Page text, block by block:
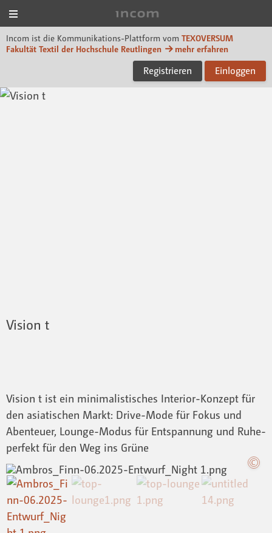
Incom ist die Kommunikations-Plattform vom TEXOVERSUM
Fakultät Textil der Hochschule Reutlingen
mehr erfahren
Registrieren Einloggen
Vision t
Vision t ist ein minimalistisches Interior-Konzept für
den asiatischen Markt: Drive-Mode für Fokus und
Abenteuer, Lounge-Modus für Entspannung und Ruhe-
perfekt für den Weg ins Grüne